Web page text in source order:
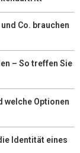
Co. brauchen
– So treffen Sie
welche Optionen
Identität eines